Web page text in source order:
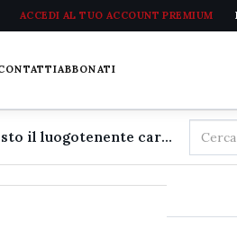
ACCEDI AL TUO ACCOUNT PREMIUM
ABBONATI
Arma dei Carabinieri in lutto: se n'è andato troppo presto il luogotenente carica speciale Tommaso Stracqualursi
Cerca
nel